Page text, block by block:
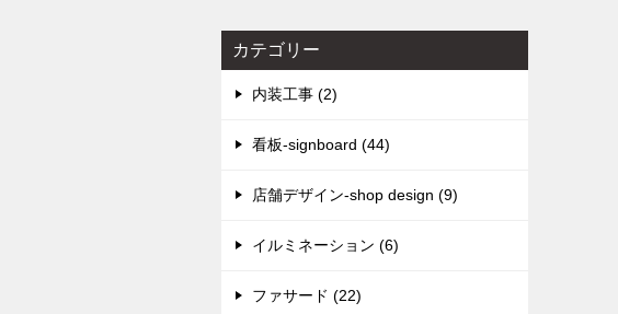
カテゴリー
内装工事 (2)
看板-signboard (44)
店舗デザイン-shop design (9)
イルミネーション (6)
ファサード (22)